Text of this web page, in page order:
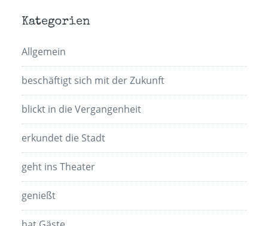
Kategorien
Allgemein
beschäftigt sich mit der Zukunft
blickt in die Vergangenheit
erkundet die Stadt
geht ins Theater
genießt